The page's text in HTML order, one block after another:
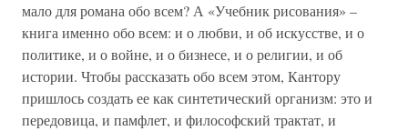
мало для романа обо всем? А «Учебник рисования» –
книга именно обо всем: и о любви, и об искусстве, и о
политике, и о войне, и о бизнесе, и о религии, и об
истории. Чтобы рассказать обо всем этом, Кантору
пришлось создать ее как синтетический организм: это и
передовица, и памфлет, и философский трактат, и